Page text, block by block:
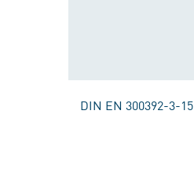
DIN EN 300392-3-15